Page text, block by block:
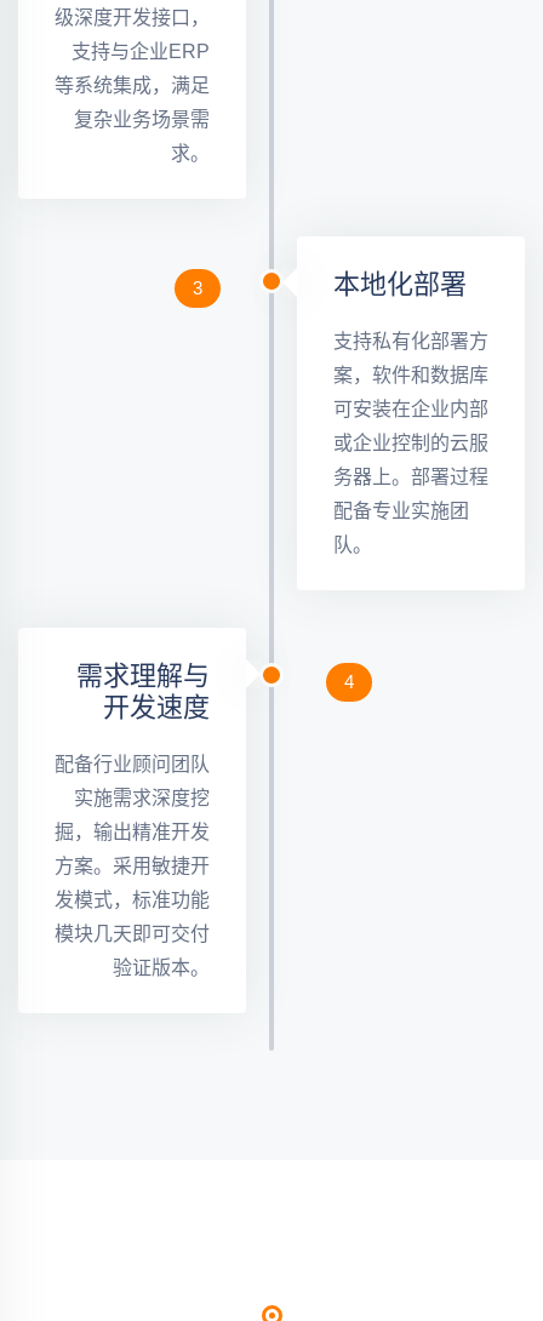
级深度开发接口，
支持与企业ERP
等系统集成，满足
复杂业务场景需
求。
3 本地化部署
支持私有化部署方
案，软件和数据库
可安装在企业内部
或企业控制的云服
务器上。部署过程
配备专业实施团
队。
4
需求理解与
开发速度
配备行业顾问团队
实施需求深度挖
掘，输出精准开发
方案。采用敏捷开
发模式，标准功能
模块几天即可交付
验证版本。